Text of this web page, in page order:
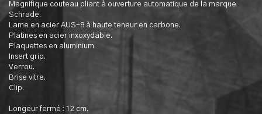
Magnifique couteau pliant à ouverture automatique de la marque
Schrade.
Lame en acier AUS-8 à haute teneur en carbone.
Platines en acier inxoxydable.
Plaquettes en aluminium.
Insert grip.
Verrou.
Brise vitre.
Clip.
Longeur fermé : 12 cm.